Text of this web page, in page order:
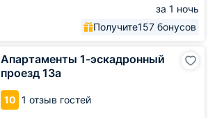
за 1 ночь
Получите157 бонусов
Апартаменты 1-эскадронный
проезд 13а
10 1 отзыв гостей